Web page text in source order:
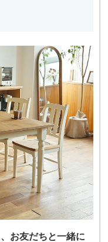
お友だちと一緒に